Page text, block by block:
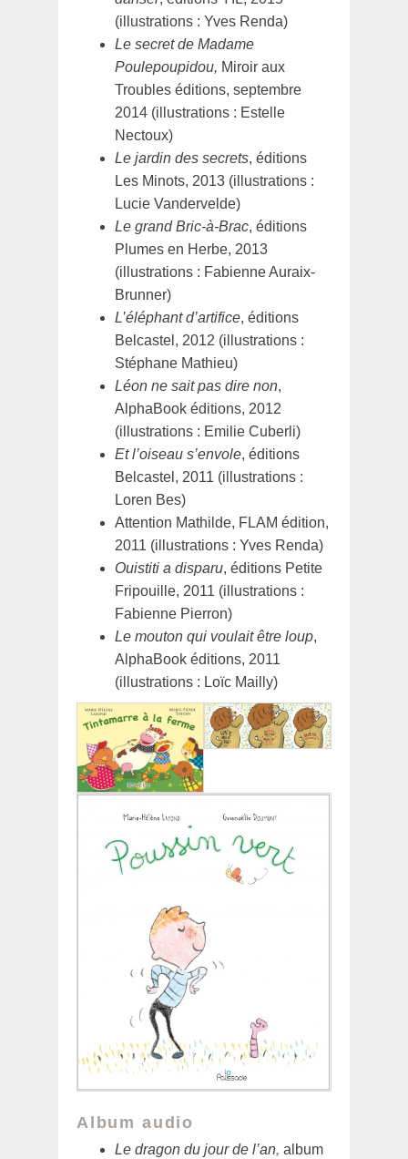
(illustrations : Yves Renda)
Le secret de Madame
Poulepoupidou, Miroir aux
Troubles éditions, septembre
2014 (illustrations : Estelle
Nectoux)
Le jardin des secrets, éditions
Les Minots, 2013 (illustrations :
Lucie Vandervelde)
Le grand Bric-à-Brac, éditions
Plumes en Herbe, 2013
(illustrations : Fabienne Auraix-
Brunner)
L’éléphant d’artifice, éditions
Belcastel, 2012 (illustrations :
Stéphane Mathieu)
Léon ne sait pas dire non,
AlphaBook éditions, 2012
(illustrations : Emilie Cuberli)
Et l’oiseau s’envole, éditions
Belcastel, 2011 (illustrations :
Loren Bes)
Attention Mathilde, FLAM édition,
2011 (illustrations : Yves Renda)
Ouistiti a disparu, éditions Petite
Fripouille, 2011 (illustrations :
Fabienne Pierron)
Le mouton qui voulait être loup,
AlphaBook éditions, 2011
(illustrations : Loïc Mailly)
Album audio
Le dragon du jour de l’an, album